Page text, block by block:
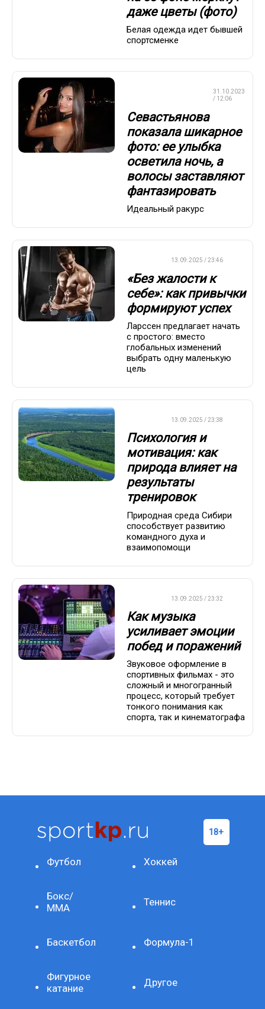
даже цветы (фото)
Белая одежда идет бывшей
спортсменке
31.10.2023
/ 12:06
Севастьянова
показала шикарное
фото: ее улыбка
осветила ночь, а
волосы заставляют
фантазировать
Идеальный ракурс
13.09.2025 / 23:46
«Без жалости к
себе»: как привычки
формируют успех
Ларссен предлагает начать
с простого: вместо
глобальных изменений
выбрать одну маленькую
цель
13.09.2025 / 23:38
Психология и
мотивация: как
природа влияет на
результаты
тренировок
Природная среда Сибири
способствует развитию
командного духа и
взаимопомощи
13.09.2025 / 23:32
Как музыка
усиливает эмоции
побед и поражений
Звуковое оформление в
спортивных фильмах - это
сложный и многогранный
процесс, который требует
тонкого понимания как
спорта, так и кинематографа
Футбол Хоккей
Бокс/
ММА
Теннис
Баскетбол Формула-1
Фигурное
катание
Другое